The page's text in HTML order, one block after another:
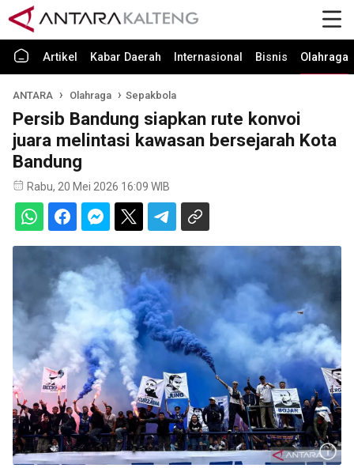
Artikel Kabar Daerah Internasional Bisnis Olahraga
ANTARA Olahraga Sepakbola
Persib Bandung siapkan rute konvoi
juara melintasi kawasan bersejarah Kota
Bandung
Rabu, 20 Mei 2026 16:09 WIB